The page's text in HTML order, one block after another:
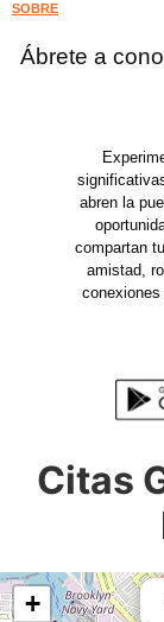
SOBRE
Ábrete a
abren la
compartan
amistad,
Citas
+